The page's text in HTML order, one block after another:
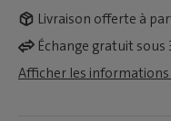
Livraison offerte à
Échange gratuit sous
Afficher les